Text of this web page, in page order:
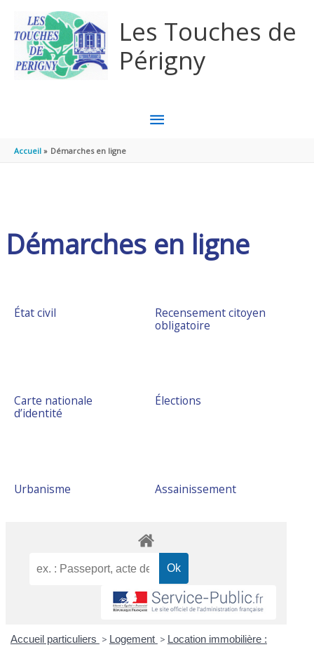
Les Touches de
Périgny
MENU
Accueil Démarches en ligne
Démarches en ligne
État civil
Recensement citoyen
obligatoire
Carte nationale
d’identité
Élections
Urbanisme Assainissement
Accueil particuliers > Logement > Location immobilière :